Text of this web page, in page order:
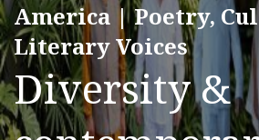
America | Poetry,
Literary Voices
Diversity &